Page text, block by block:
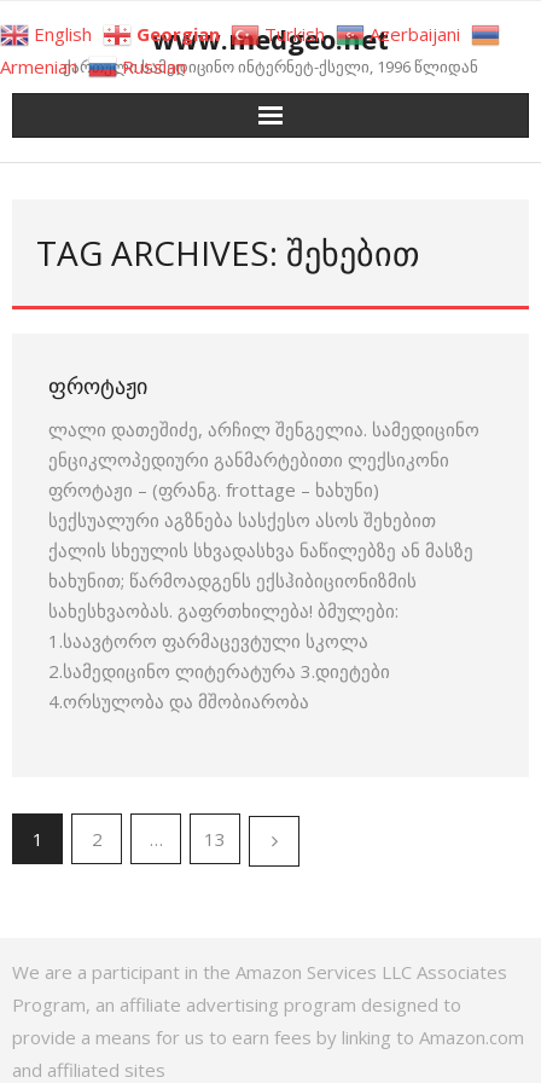
to
content
www.medgeo.net
ქართული სამედიცინო ინტერნეტ-ქსელი, 1996 წლიდან
TAG ARCHIVES: ᲨᲔᲮᲔᲑᲘᲗ
ᲤᲠᲝᲢᲐᲟᲘ
ლალი დათეშიძე, არჩილ შენგელია. სამედიცინო
ენციკლოპედიური განმარტებითი ლექსიკონი
ფროტაჟი – (ფრანგ. frottage – ხახუნი)
სექსუალური აგზნება სასქესო ასოს შეხებით
ქალის სხეულის სხვადასხვა ნაწილებზე ან მასზე
ხახუნით; წარმოადგენს ექსჰიბიციონიზმის
სახესხვაობას. გაფრთხილება! ბმულები:
1.საავტორო ფარმაცევტული სკოლა
2.სამედიცინო ლიტერატურა 3.დიეტები
4.ორსულობა და მშობიარობა
1 2 … 13
We are a participant in the Amazon Services LLC Associates
Program, an affiliate advertising program designed to
provide a means for us to earn fees by linking to Amazon.com
and affiliated sites
English Georgian Turkish
Azerbaijani
Armenian
Russian